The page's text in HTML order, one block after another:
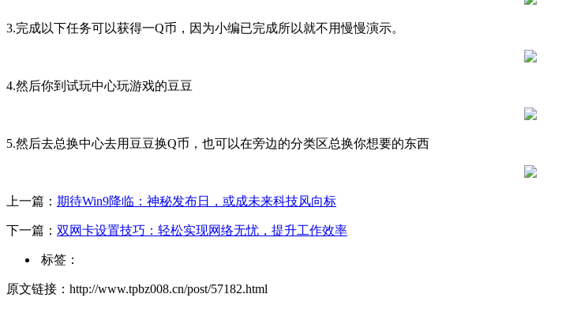
3.完成以下任务可以获得一Q币，因为小编已完成所以就不用慢慢演示。
4.然后你到试玩中心玩游戏的豆豆
5.然后去总换中心去用豆豆换Q币，也可以在旁边的分类区总换你想要的东西
上一篇： 期待Win9降临：神秘发布日，或成未来科技风向标
下一篇： 双网卡设置技巧：轻松实现网络无忧，提升工作效率
标签：
原文链接：http://www.tpbz008.cn/post/57182.html